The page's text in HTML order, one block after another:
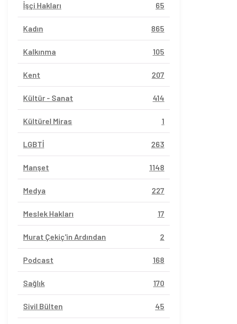
İşçi Hakları 65
Kadın 865
Kalkınma 105
Kent 207
Kültür - Sanat 414
Kültürel Miras 1
LGBTİ 263
Manşet 1148
Medya 227
Meslek Hakları 17
Murat Çekiç'in Ardından 2
Podcast 168
Sağlık 170
Sivil Bülten 45